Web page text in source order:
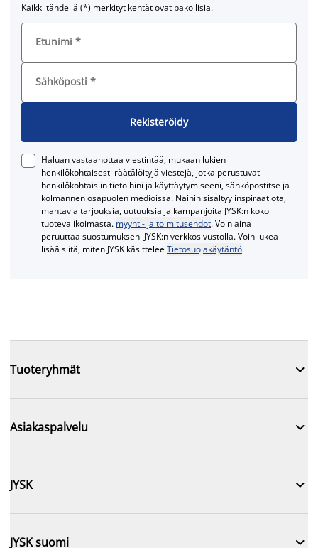
Kaikki tähdellä (*) merkityt kentät ovat pakollisia.
Etunimi *
Sähköposti *
Rekisteröidy
Haluan vastaanottaa viestintää, mukaan lukien
henkilökohtaisesti räätälöityjä viestejä, jotka perustuvat
henkilökohtaisiin tietoihini ja käyttäytymiseeni, sähköpostitse ja
kolmannen osapuolen medioissa. Näihin sisältyy inspiraatiota,
mahtavia tarjouksia, uutuuksia ja kampanjoita JYSK:n koko
tuotevalikoimasta. myynti- ja toimitusehdot. Voin aina
peruuttaa suostumukseni JYSK:n verkkosivustolla. Voin lukea
lisää siitä, miten JYSK käsitteleeTietosuojakäytäntö.
Tuoteryhmät 
Asiakaspalvelu 
JYSK 
JYSK suomi 